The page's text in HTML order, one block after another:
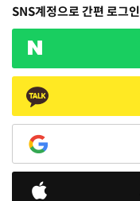
SNS계정으로 간편 로그인